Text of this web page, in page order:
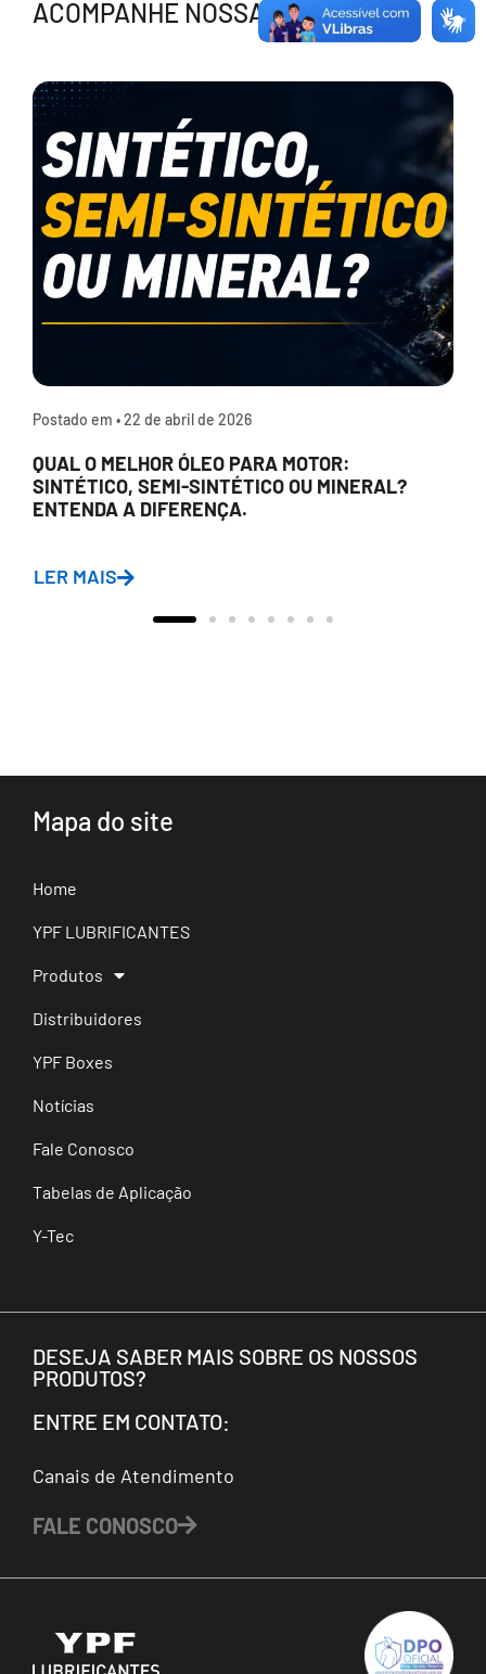
ACOMPANHE NOSSAS NOTÍCIAS
Postado em •22 de abril de 2026
QUAL O MELHOR ÓLEO PARA MOTOR:
SINTÉTICO, SEMI-SINTÉTICO OU MINERAL?
ENTENDA A DIFERENÇA.
LER MAIS
Mapa do site
Home
YPF LUBRIFICANTES
Produtos
Distribuidores
YPF Boxes
Notícias
Fale Conosco
Tabelas de Aplicação
Y-Tec
DESEJA SABER MAIS SOBRE OS NOSSOS
PRODUTOS?
ENTRE EM CONTATO:
Canais de Atendimento
FALE CONOSCO